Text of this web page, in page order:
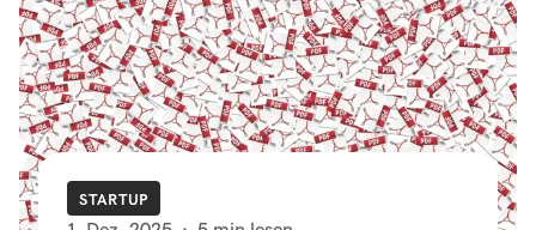
STARTUP